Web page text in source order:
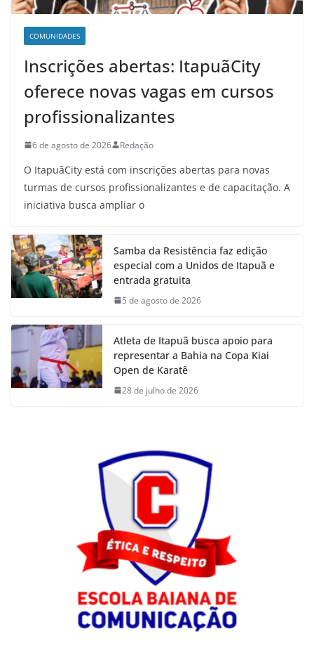
COMUNIDADES
Inscrições abertas: ItapuãCity
oferece novas vagas em cursos
profissionalizantes
6 de agosto de 2026 Redação
O ItapuãCity está com inscrições abertas para novas
turmas de cursos profissionalizantes e de capacitação. A
iniciativa busca ampliar o
Samba da Resistência faz edição
especial com a Unidos de Itapuã e
entrada gratuita
5 de agosto de 2026
Atleta de Itapuã busca apoio para
representar a Bahia na Copa Kiai
Open de Karatê
28 de julho de 2026